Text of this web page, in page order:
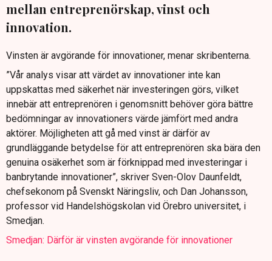
mellan entreprenörskap, vinst och
innovation.
Vinsten är avgörande för innovationer, menar skribenterna.
”Vår analys visar att värdet av innovationer inte kan
uppskattas med säkerhet när investeringen görs, vilket
innebär att entreprenören i genomsnitt behöver göra bättre
bedömningar av innovationers värde jämfört med andra
aktörer. Möjligheten att gå med vinst är därför av
grundläggande betydelse för att entreprenören ska bära den
genuina osäkerhet som är förknippad med investeringar i
banbrytande innovationer”, skriver Sven-Olov Daunfeldt,
chefsekonom på Svenskt Näringsliv, och Dan Johansson,
professor vid Handelshögskolan vid Örebro universitet, i
Smedjan.
Smedjan: Därför är vinsten avgörande för innovationer